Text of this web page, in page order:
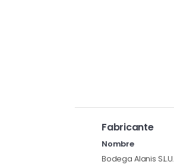
Fabricante
Nombre
Bodega Alanis S.L.U.